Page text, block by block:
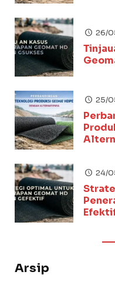
26/
25/
24/
Arsip